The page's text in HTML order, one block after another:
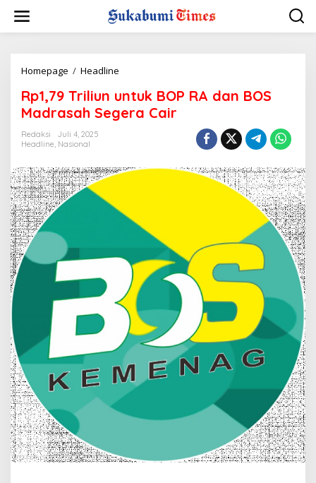
w
Homepage / Headline
1
,
7
i
u
n
t
B
O
R
A
d
a
B
O
d
Rp1,79 Triliun untuk BOP RA dan BOS
Madrasah Segera Cair
Redaksi
Juli 4, 2025
Headline, Nasional